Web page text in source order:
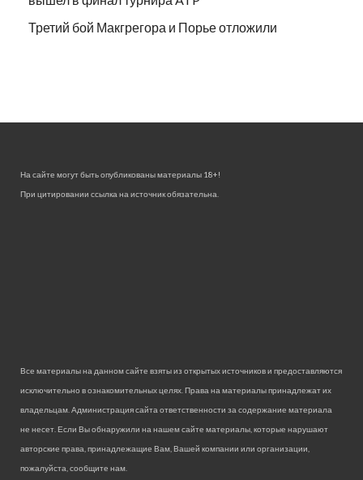
Третий бой Макгрегора и Порье отложили
На сайте могут быть опубликованы материалы 18+!
При цитировании ссылка на источник обязательна.
Все материалы на данном сайте взяты из открытых источников и предоставляются
исключительно в ознакомительных целях. Права на материалы принадлежат их
владельцам. Администрация сайта ответственности за содержание материала
не несет. Если Вы обнаружили на нашем сайте материалы, которые нарушают
авторские права, принадлежащие Вам, Вашей компании или организации,
пожалуйста, сообщите нам.